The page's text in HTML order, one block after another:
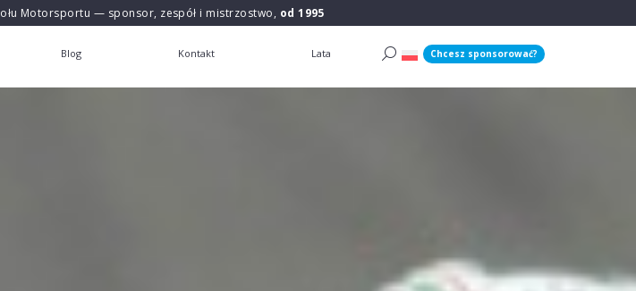
Motorsportu — sponsor, zespół i mistrzostwo, od 1995
Blog Kontakt Lata Chcesz sponsorować?